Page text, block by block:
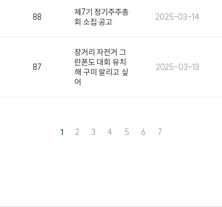
88
제7기 정기주주총
회 소집 공고
2025-03-14
87
장거리 자전거 그
란폰도 대회 유치
해 구미 알리고 싶
어
2025-03-13
1 2 3 4 5 6 7